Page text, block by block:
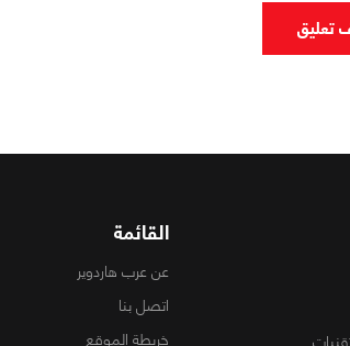
تعليق
القائمة
عن عرب هاردوير
اتصل بنا
خريطة الموقع